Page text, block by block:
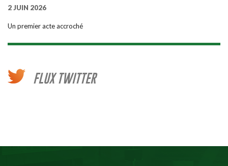
2 JUIN 2026
Un premier acte accroché
FLUX TWITTER